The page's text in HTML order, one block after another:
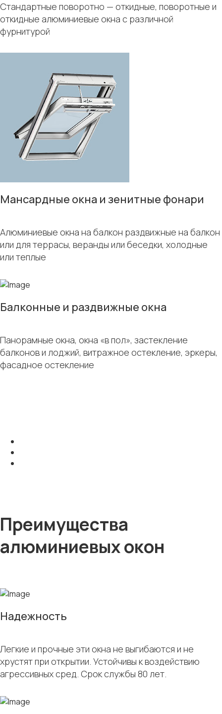
Стандартные поворотно — откидные, поворотные и
откидные алюминиевые окна с различной
фурнитурой
Мансардные окна и зенитные фонари
Алюминиевые окна на балкон раздвижные на балкон
или для террасы, веранды или беседки, холодные
или теплые
Балконные и раздвижные окна
Панорамные окна, окна «в пол», застекление
балконов и лоджий, витражное остекление, эркеры,
фасадное остекление
Преимущества
алюминиевых окон
Надежность
Легкие и прочные эти окна не выгибаются и не
хрустят при открытии. Устойчивы к воздействию
агрессивных сред. Срок службы 80 лет.